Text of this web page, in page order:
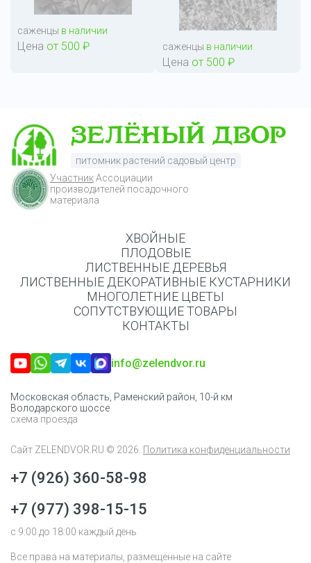
саженцы в наличии
Цена от 500 ₽ саженцы в наличии
Цена от 500 ₽
питомник растений садовый центр
УчастникАссоциации
производителей посадочного
материала
ХВОЙНЫЕ
ПЛОДОВЫЕ
ЛИСТВЕННЫЕ ДЕРЕВЬЯ
ЛИСТВЕННЫЕ ДЕКОРАТИВНЫЕ КУСТАРНИКИ
МНОГОЛЕТНИЕ ЦВЕТЫ
СОПУТСТВУЮЩИЕ ТОВАРЫ
КОНТАКТЫ
info@zelendvor.ru
Московская область, Раменский район, 10-й км
Володарского шоссе
схема проезда
Сайт ZELENDVOR.RU © 2026. Политика конфиденциальности
+7 (926) 360-58-98
+7 (977) 398-15-15
с 9:00 до 18:00 каждый день
Все права на материалы, размещённые на сайте